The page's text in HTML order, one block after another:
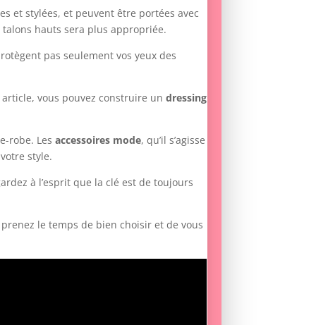
et stylées, et peuvent être portées avec
hauts sera plus appropriée.
pas seulement vos yeux des
article, vous pouvez construire undressing
robe. Lesaccessoires mode, qu’il s’agisse
style.
à l’esprit que la clé est de toujours
le temps de bien choisir et de vous